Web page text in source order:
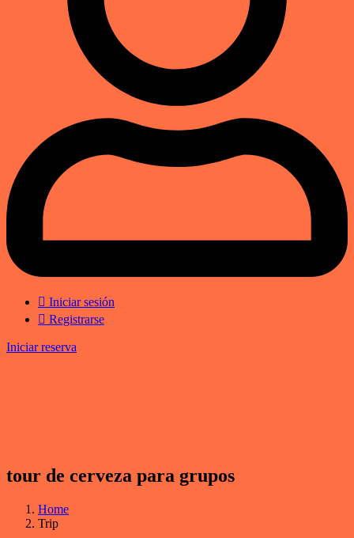
Iniciar sesión
Registrarse
Iniciar reserva
tour de cerveza para grupos
Home
Trip